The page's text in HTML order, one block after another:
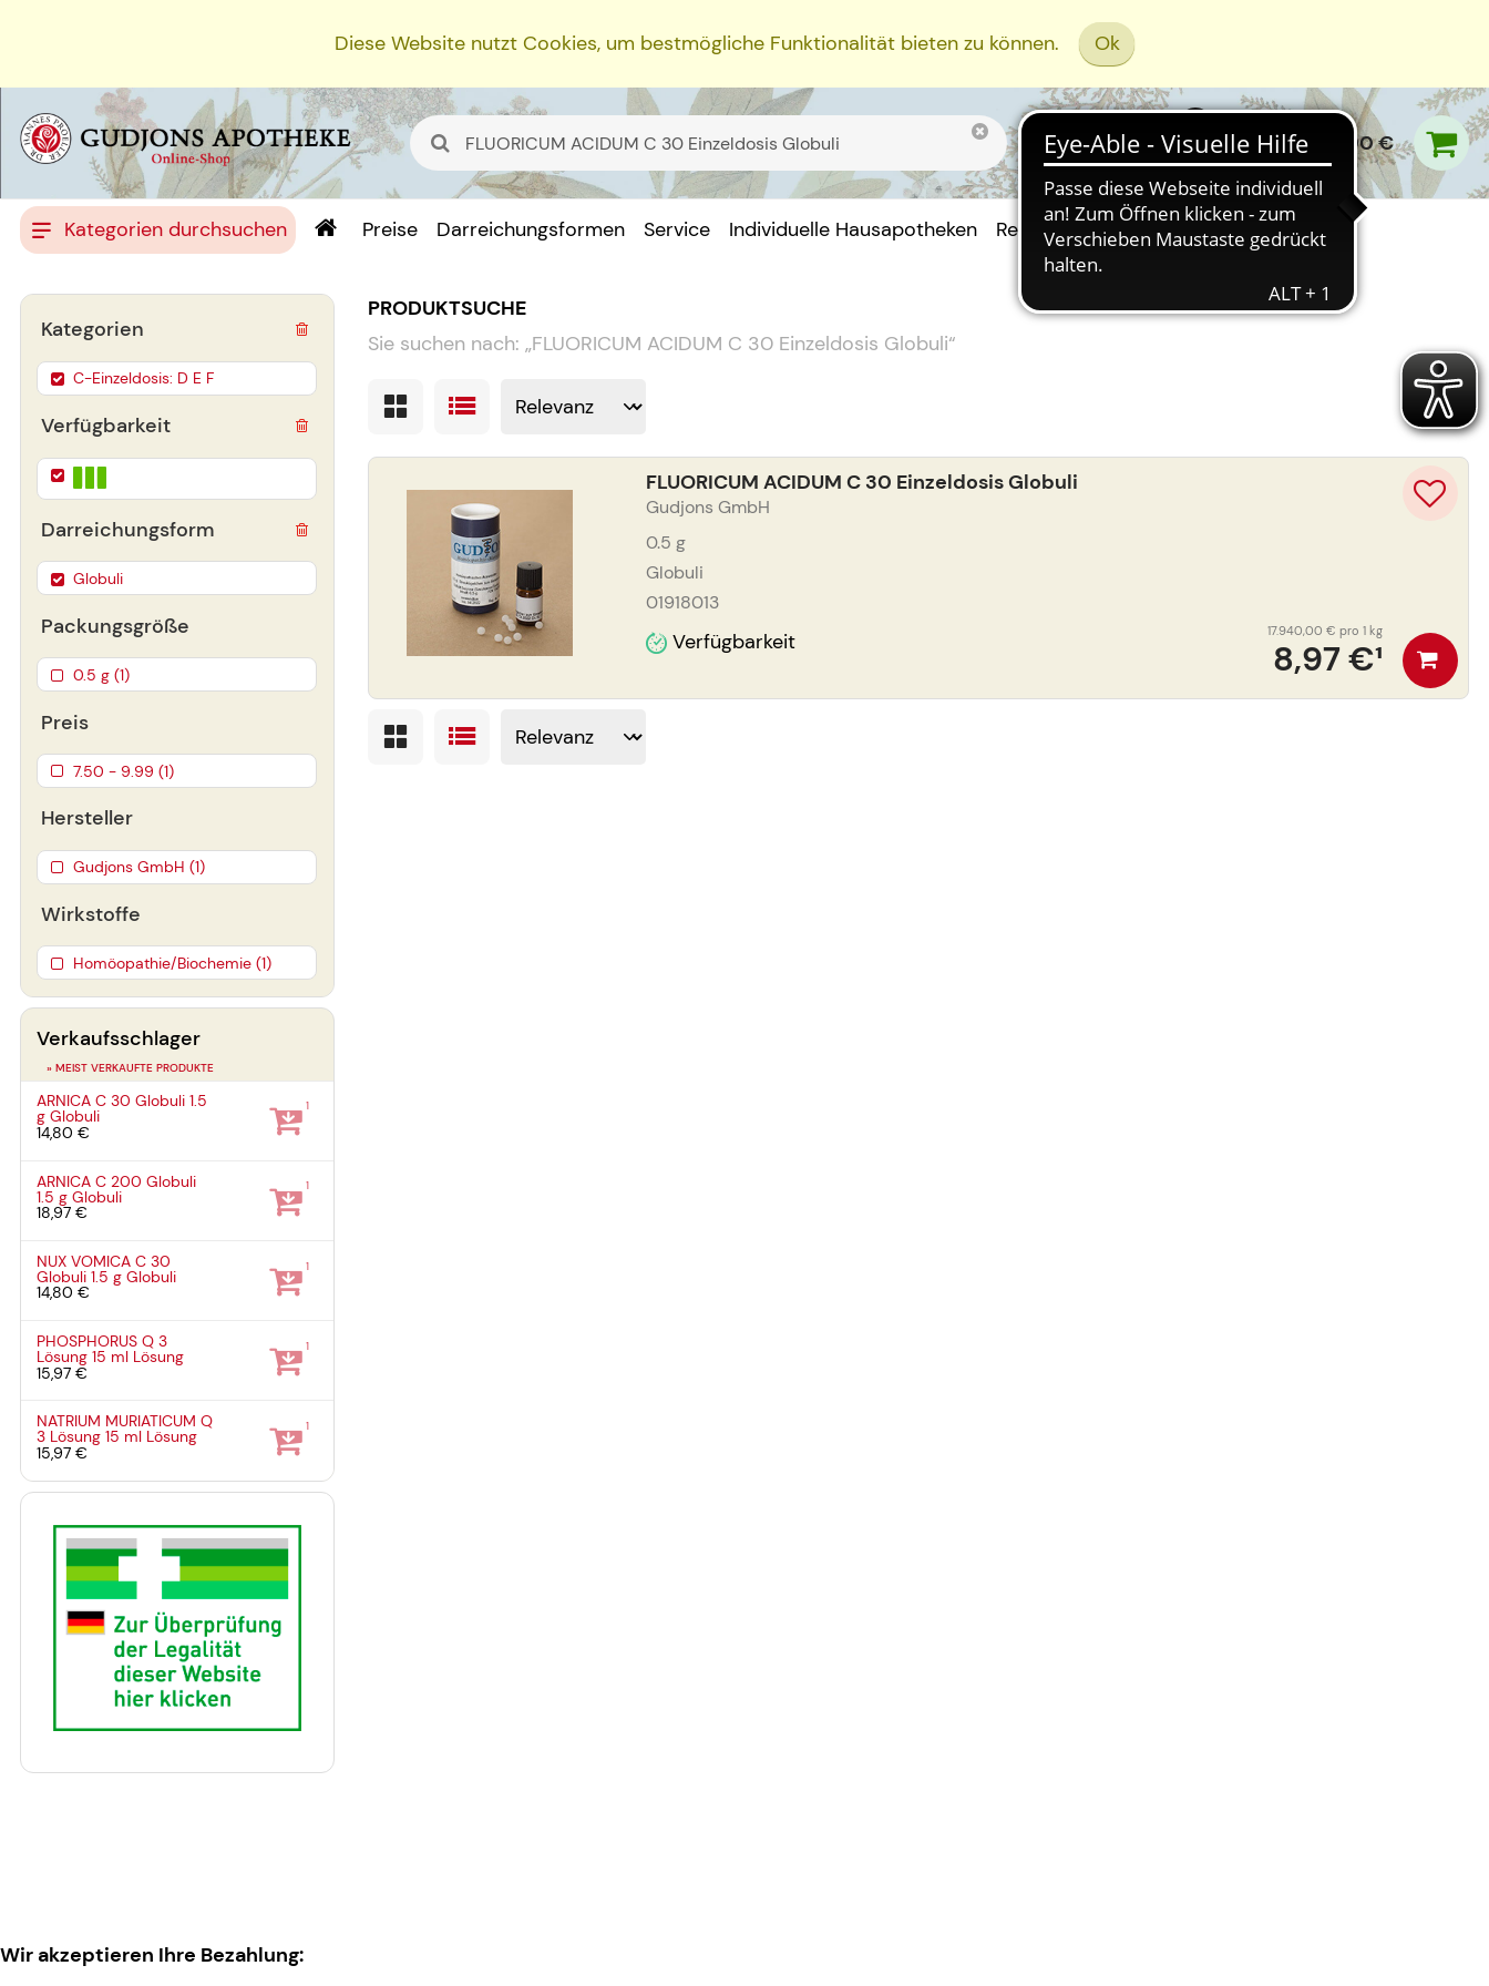
Diese Website nutzt Cookies, um bestmögliche Funktionalität bieten zu können. Ok
0,00 €
Kategorien durchsuchen Preise Darreichungsformen Service Individuelle Hausapotheken Rezept Einreichen
PRODUKTSUCHE
Sie suchen nach: „FLUORICUM ACIDUM C 30 Einzeldosis Globuli“
FLUORICUM ACIDUM C 30 Einzeldosis Globuli
Gudjons GmbH
0.5 g
Globuli
01918013
Verfügbarkeit 8,97 €¹
17.940,00 € pro 1 kg
Verfügbarkeit
Darreichungsform
Globuli
Packungsgröße
0.5 g (1)
Preis
7.50 - 9.99 (1)
Hersteller
Gudjons GmbH (1)
Wirkstoffe
Homöopathie/Biochemie (1)
Kategorien
C-Einzeldosis: D E F
Verkaufsschlager
» MEIST VERKAUFTE PRODUKTE
ARNICA C 30 Globuli1.5
gGlobuli
14,80 €
1
ARNICA C 200 Globuli
1.5 gGlobuli
18,97 €
1
NUX VOMICA C 30
Globuli1.5 gGlobuli
14,80 €
1
PHOSPHORUS Q 3
Lösung15 ml Lösung
15,97 €
1
NATRIUM MURIATICUM Q
3 Lösung15 ml Lösung
15,97 €
1
Wir akzeptieren Ihre Bezahlung: